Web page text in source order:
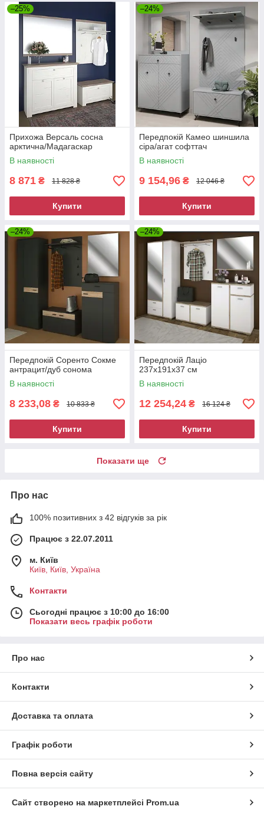
–25%
Прихожа Версаль сосна
арктична/Мадагаскар
В наявності
8 871 ₴ 11 828 ₴
Купити
–24%
Передпокій Камео шиншила
сіра/агат софттач
В наявності
9 154,96 ₴ 12 046 ₴
Купити
–24%
Передпокій Соренто Сокме
антрацит/дуб сонома
В наявності
8 233,08 ₴ 10 833 ₴
Купити
–24%
Передпокій Лаціо
237х191х37 см
В наявності
12 254,24 ₴ 16 124 ₴
Купити
Показати ще
Про нас
100% позитивних з 42 відгуків за рік
Працює з 22.07.2011
м. Київ
Київ, Київ, Україна
Контакти
Сьогодні працює з 10:00 до 16:00
Показати весь графік роботи
Про нас
Контакти
Доставка та оплата
Графік роботи
Повна версія сайту
Сайт створено на маркетплейсі Prom.ua